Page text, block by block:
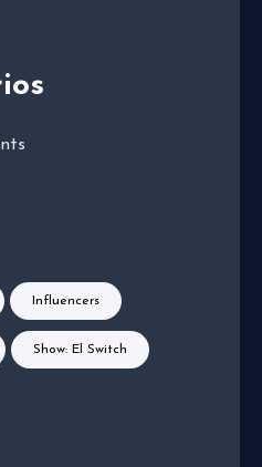
Influencers
Show: El Switch